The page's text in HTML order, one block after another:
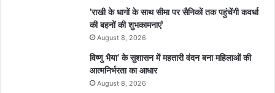
’राखी के धागों के साथ सीमा पर सैनिकों तक पहुंचेंगी कवर्धा
की बहनों की शुभकामनाएं’
August 8, 2026
विष्णु भैया’ के सुशासन में महतारी वंदन बना महिलाओं की
आत्मनिर्भरता का आधार
August 8, 2026